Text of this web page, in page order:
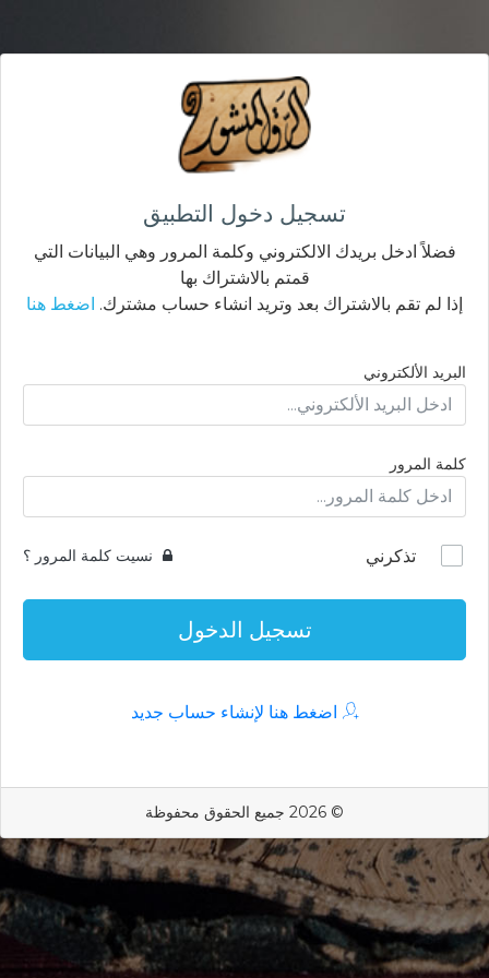
تسجيل دخول التطبيق
فضلاً ادخل بريدك الالكتروني وكلمة المرور وهي البيانات التي
قمتم بالاشتراك بها
إذا لم تقم بالاشتراك بعد وتريد انشاء حساب مشترك. اضغط هنا
البريد الألكتروني
كلمة المرور
تذكرني نسيت كلمة المرور ؟
تسجيل الدخول
اضغط هنا لإنشاء حساب جديد
© 2026 جميع الحقوق محفوظة